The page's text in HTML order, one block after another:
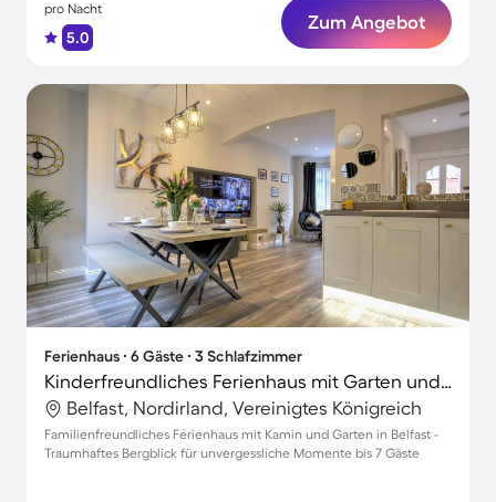
pro Nacht
5.0
Zum Angebot
Ferienhaus ∙ 6 Gäste ∙ 3 Schlafzimmer
Kinderfreundliches Ferienhaus mit Garten und Grill | Bergblick
Belfast, Nordirland, Vereinigtes Königreich
Familienfreundliches Ferienhaus mit Kamin und Garten in Belfast -
Traumhaftes Bergblick für unvergessliche Momente bis 7 Gäste